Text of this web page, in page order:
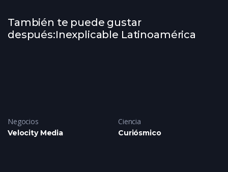
También te puede gustar
después:Inexplicable Latinoamérica
Negocios
Velocity Media
Ciencia
Curiósmico